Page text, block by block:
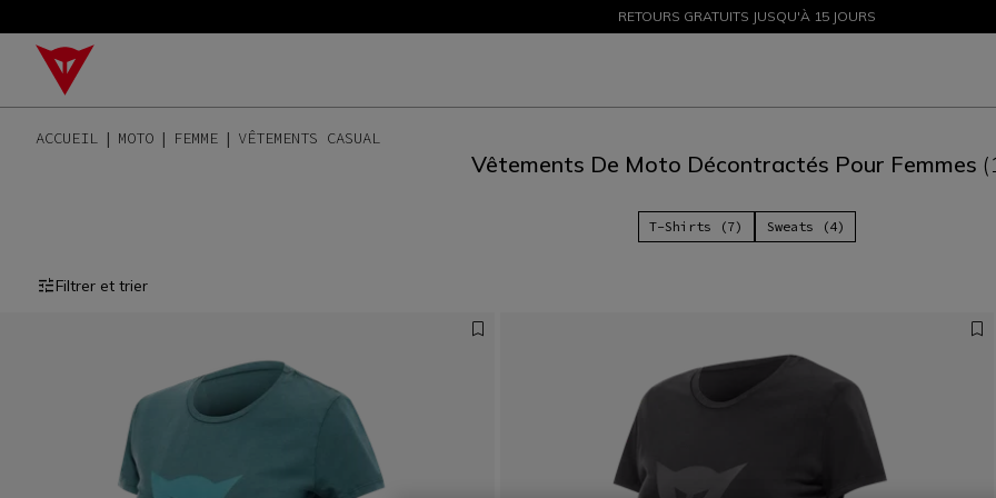
SOLDES JUSQU'À-50 % – ACHETEZ MAINTENANT
RETOURS GRATUITS JUSQU'À 15 JOURS
ACCUEIL MOTO FEMME VÊTEMENTS CASUAL
Vêtements De Moto Décontractés Pour Femmes
T-Shirts (7) Sweats (4)
Filtrer et trier